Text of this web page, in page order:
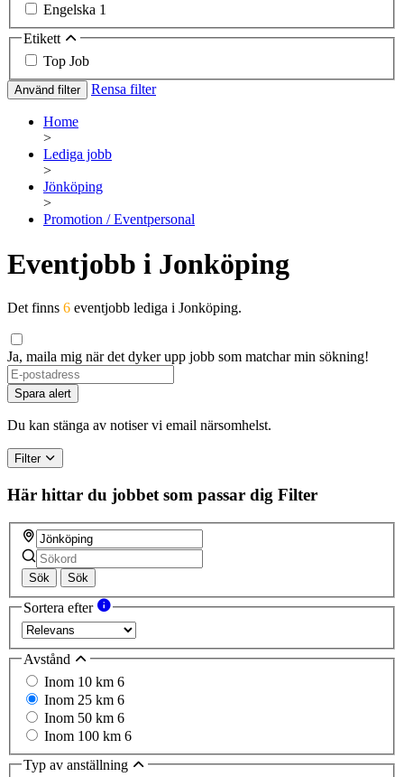
Engelska 1
Etikett
Top Job
Använd filter Rensa filter
Home
>
Lediga jobb
>
Jönköping
>
Promotion / Eventpersonal
Eventjobb i Jonköping
Det finns 6 eventjobb lediga i Jonköping.
Ja, maila mig när det dyker upp jobb som matchar min sökning!
Spara alert
Du kan stänga av notiser vi email närsomhelst.
Filter
Här hittar du jobbet som passar dig Filter
Sök Sök
Sortera efter
Avstånd
Inom 10 km 6
Inom 25 km 6
Inom 50 km 6
Inom 100 km 6
Typ av anställning